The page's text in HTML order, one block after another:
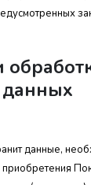
данные,